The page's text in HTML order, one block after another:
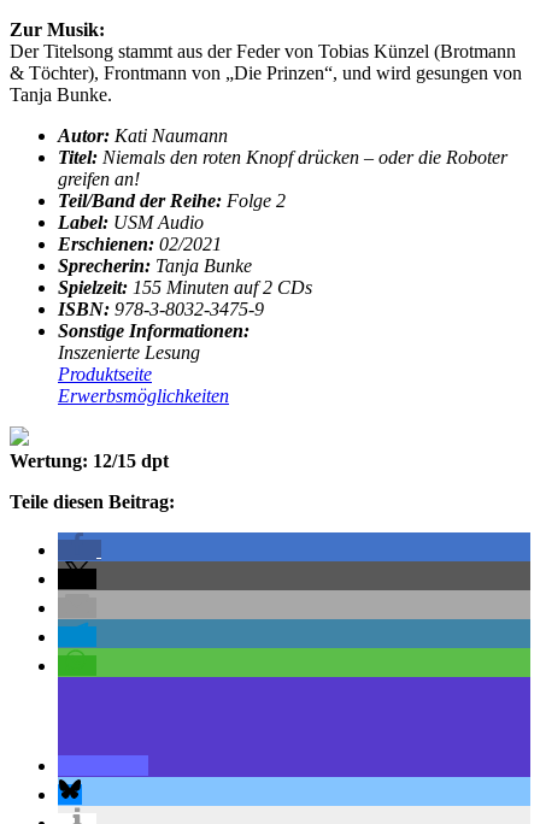
Zur Musik:
Der Titelsong stammt aus der Feder von Tobias Künzel (Brotmann
& Töchter), Frontmann von „Die Prinzen“, und wird gesungen von
Tanja Bunke.
Autor: Kati Naumann
Titel: Niemals den roten Knopf drücken – oder die Roboter
greifen an!
Teil/Band der Reihe: Folge 2
Label: USM Audio
Erschienen: 02/2021
Sprecherin: Tanja Bunke
Spielzeit: 155 Minuten auf 2 CDs
ISBN: 978-3-8032-3475-9
Sonstige Informationen:
Inszenierte Lesung
Produktseite
Erwerbsmöglichkeiten
Wertung: 12/15 dpt
Teile diesen Beitrag: